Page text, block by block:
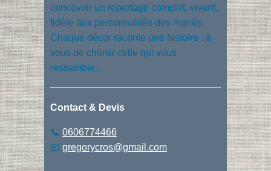
concevoir un reportage complet, vivant,
fidèle aux personnalités des mariés.
Chaque décor raconte une histoire : à
vous de choisir celle qui vous
ressemble.
Contact & Devis
📞 0606774466
📧 gregorycros@gmail.com